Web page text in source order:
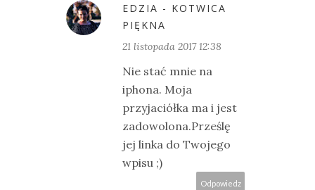
EDZIA - KOTWICA
PIĘKNA
21 listopada 2017 12:38
Nie stać mnie na
iphona. Moja
przyjaciółka ma i jest
zadowolona.Prześlę
jej linka do Twojego
wpisu ;)
Odpowiedz